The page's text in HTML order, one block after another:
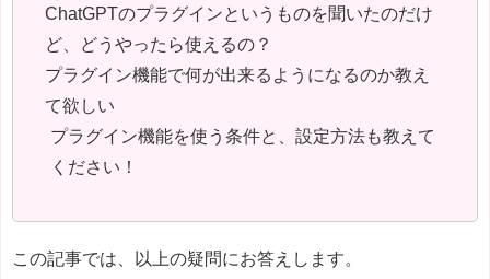
ChatGPTのプラグインというものを聞いたのだけ
ど、どうやったら使えるの？
プラグイン機能で何が出来るようになるのか教え
て欲しい
プラグイン機能を使う条件と、設定方法も教えて
ください！
この記事では、以上の疑問にお答えします。